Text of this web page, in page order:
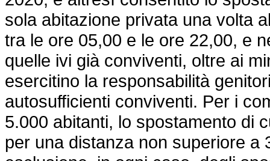
sola abitazione privata una volta
tra le ore 05,00 e le ore 22,00, e
quelle ivi già conviventi, oltre ai
esercitino la responsabilità
autosufficienti conviventi. Per i
5.000 abitanti, lo spostamento di
per una distanza non superiore a